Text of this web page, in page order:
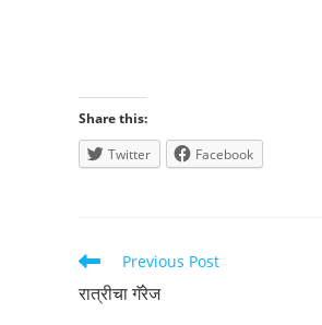
Share this:
Twitter
Facebook
Read
more
articles
Previous Post
रात्रीचा गॅरेज